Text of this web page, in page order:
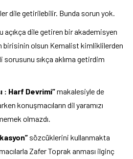
dile getirilebilir. Bunda sorun yok.
açıkça dile getiren bir akademisyen
birisinin olsun Kemalist kimliklilerden
sıkça aklıma getirdim
: Harf Devrimi”makalesiyle de
konuşmacıların dil yaramızı
olmazdı.
sözcüklerini kullanmakta
Zafer Toprak anması ilginç